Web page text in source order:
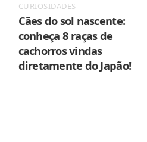
CURIOSIDADES
Cães do sol nascente:
conheça 8 raças de
cachorros vindas
diretamente do Japão!